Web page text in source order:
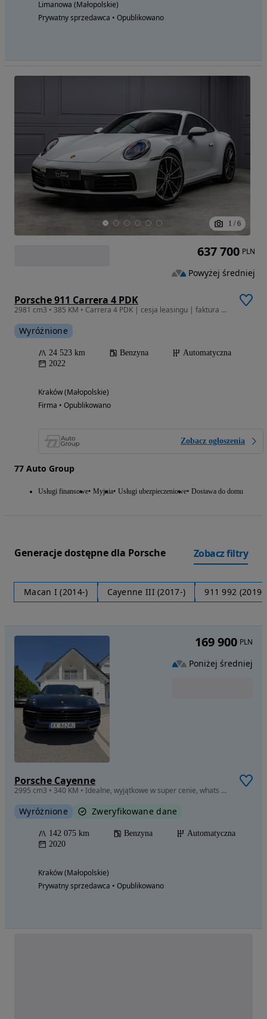
Limanowa (Małopolskie)
Prywatny sprzedawca • Opublikowano
1 / 6
Porsche 911 Carrera 4 PDK
2981 cm3 • 385 KM • Carrera 4 PDK | cesja leasingu | faktura VAT 23%
Wyróżnione
24 523 km Benzyna
Automatyczna
2022
Kraków (Małopolskie)
Firma • Opublikowano
Zobacz ogłoszenia
77 Auto Group
Usługi finansowe Myjnia Usługi ubezpieczeniowe Dostawa do domu
637 700 PLN
Powyżej średniej
Generacje dostępne dla Porsche Zobacz filtry
Macan I (2014-) Cayenne III (2017-) 911 992 (2019-)
Porsche Cayenne
2995 cm3 • 340 KM • Idealne, wyjątkowe w super cenie, whats app 883 555 265
Wyróżnione Zweryfikowane dane
142 075 km Benzyna
Automatyczna
2020
Kraków (Małopolskie)
Prywatny sprzedawca • Opublikowano
169 900 PLN
Poniżej średniej